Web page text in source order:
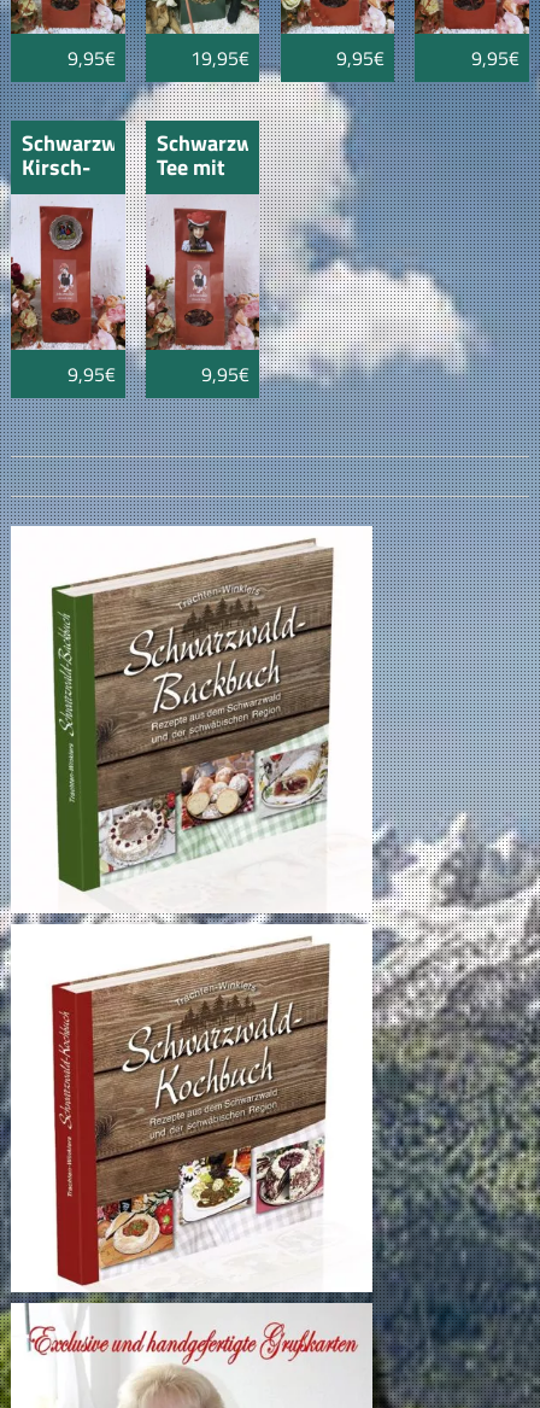
9,95€ 19,95€ 9,95€ 9,95€
Schwarzwälder
Kirsch-
Tee
100gr
mit
Teller-
Motiv-
Schwarzwaldpaar
9,95€
Schwarzwald-
Tee mit
Schwarzwald-
Marie
9,95€